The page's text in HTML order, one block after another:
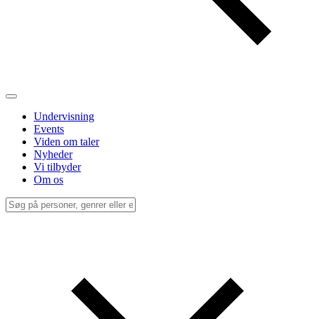
Undervisning
Events
Viden om taler
Nyheder
Vi tilbyder
Om os